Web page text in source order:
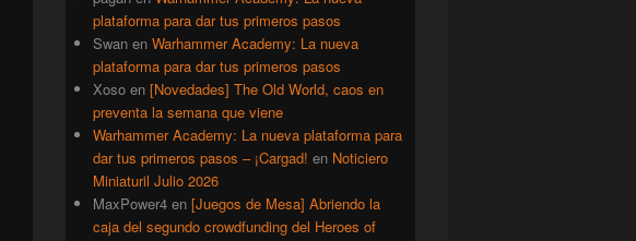
plataforma para dar tus primeros pasos
Swan en Warhammer Academy: La nueva
plataforma para dar tus primeros pasos
Xoso en [Novedades] The Old World, caos en
preventa la semana que viene
Warhammer Academy: La nueva plataforma para
dar tus primeros pasos – ¡Cargad! en Noticiero
Miniaturil Julio 2026
MaxPower4 en [Juegos de Mesa] Abriendo la
caja del segundo crowdfunding del Heroes of